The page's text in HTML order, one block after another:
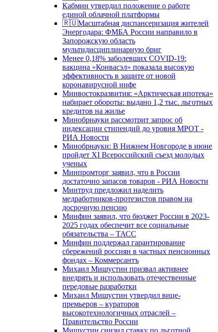
Кабмин утвердил положение о работе
единой облачной платформы
🇷🇺Масштабная диспансеризация жителей
Энергодара: ФМБА России направило в
Запорожскую область
мультидисциплинарную бриг
Менее 0,18% заболевших COVID-19:
вакцина «Конвасэл» показала высокую
эффективность в защите от новой
коронавирусной инфе
Минвостокразвития: «Арктическая ипотека»
набирает обороты: выдано 1,2 тыс. льготных
кредитов на жилье
Минобрнауки рассмотрит запрос об
индексации стипендий до уровня МРОТ -
РИА Новости
Минобрнауки: В Нижнем Новгороде в июне
пройдет XI Всероссийский съезд молодых
ученых
Минпромторг заявил, что в России
достаточно запасов товаров - РИА Новости
Минтруд предложил наделить
медработников-протезистов правом на
досрочную пенсию
Минфин заявил, что бюджет России в 2023-
2025 годах обеспечит все социальные
обязательства – ТАСС
Минфин поддержал гарантирование
сбережений россиян в частных пенсионных
фондах – Коммерсантъ
Михаил Мишустин призвал активнее
внедрять и использовать отечественные
передовые разработки
Михаил Мишустин утвердил вице-
премьеров – кураторов
высокотехнологичных отраслей –
Правительство России
Мишустин снизил ставку по льготной